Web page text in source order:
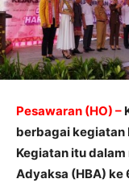
Pesawaran (HO) –
berbagai kegiatan
Kegiatan itu
Adyaksa (HBA) ke